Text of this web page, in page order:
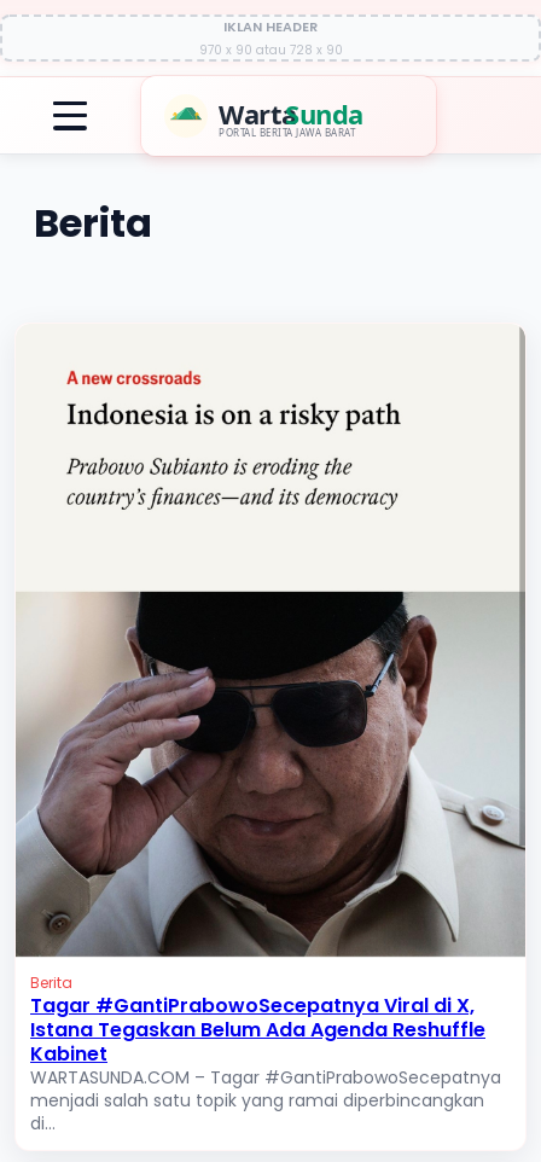
IKLAN HEADER
970 x 90 atau 728 x 90
WartaSunda
PORTAL BERITA JAWA BARAT
Berita
Berita
Tagar #GantiPrabowoSecepatnya Viral di X,
Istana Tegaskan Belum Ada Agenda Reshuffle
Kabinet
WARTASUNDA.COM – Tagar #GantiPrabowoSecepatnya
menjadi salah satu topik yang ramai diperbincangkan
di...